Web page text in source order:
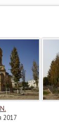
2017